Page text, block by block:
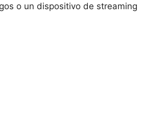
o un dispositivo de streaming